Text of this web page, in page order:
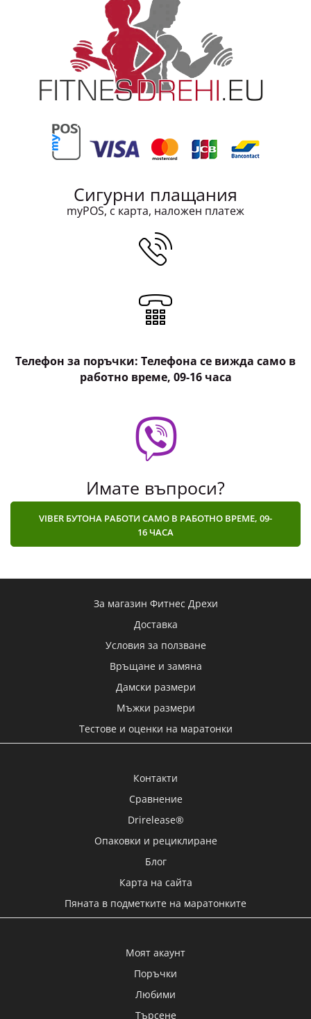
Сигурни плащания
myPOS, с карта, наложен платеж
Телефон за поръчки: Телефона се вижда само в
работно време, 09-16 часа
Имате въпроси?
VIBER БУТОНА РАБОТИ САМО В РАБОТНО ВРЕМЕ, 09-
16 ЧАСА
За магазин Фитнес Дрехи
Доставка
Условия за ползване
Връщане и замяна
Дамски размери
Мъжки размери
Тестове и оценки на маратонки
Контакти
Сравнение
Drirelease®
Опаковки и рециклиране
Блог
Карта на сайта
Пяната в подметките на маратонките
Моят акаунт
Поръчки
Любими
Търсене